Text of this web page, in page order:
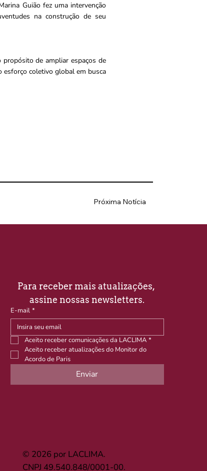
Guião fez uma intervenção
na construção de seu
de ampliar espaços de
esforço coletivo global em busca
Próxima Notícia
Para receber mais atualizações,
assine nossas newsletters.
E-mail *
Aceito receber comunicações da LACLIMA *
Aceito receber atualizações do Monitor do
Acordo de Paris
Enviar
© 2026 por LACLIMA.
CNPJ 49.540.848/0001-00.